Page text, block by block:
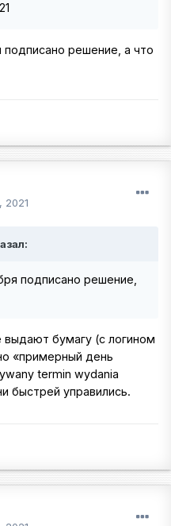
подписано решение, а что
2021
подписано решение,
бумагу (с логином
«примерный день
termin wydania
быстрей управились.